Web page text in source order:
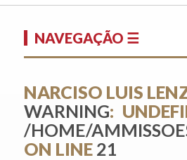
NARCISO LUIS
WARNING:
/HOME/
ON LINE 21
NAVEGAÇÃO ☰